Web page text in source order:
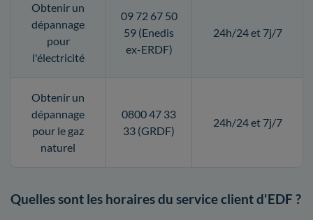
Obtenir un
dépannage
pour
l'électricité
09 72 67 50
59 (Enedis
ex-ERDF)
24h/24 et 7j/7
Obtenir un
dépannage
pour le gaz
naturel
0800 47 33
33 (GRDF)
24h/24 et 7j/7
Quelles sont les horaires du service client d'EDF ?